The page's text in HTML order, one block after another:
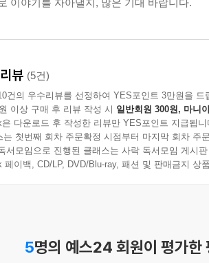
이야기를 자아낼지, 많은 기대 바랍니다.
뷰 (5건)
건의 우수리뷰를 선정하여 YES포인트 3만원을 드
이상 구매 후 리뷰 작성 시 일반회원 300원, 마니
은 다운로드 후 작성한 리뷰만 YES포인트 지급됩니
는 첫번째 회차 주문확정 시점부터 마지막 회차 주
서모임으로 진행된 클래스는 사락 독서모임 게시
페이백, CD/LP, DVD/Blu-ray, 패션 및 판매금지 상
5명의 예스24 회원이 평가한